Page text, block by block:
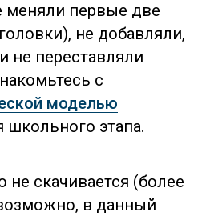
меняли первые две
не добавляли,
не переставляли
с
моделью
школьного этапа.
не скачивается (более
в данный